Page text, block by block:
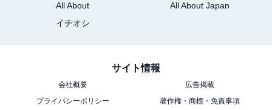
All About
All About Japan
イチオシ
サイト情報
会社概要
広告掲載
プライバシーポリシー
著作権・商標・免責事項